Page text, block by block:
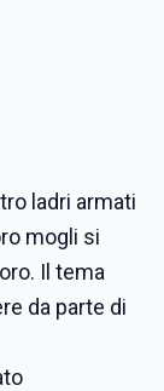
ladri armati
mogli si
Il tema
da parte di